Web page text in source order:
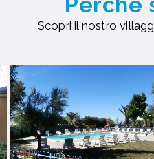
Scopri il nostro